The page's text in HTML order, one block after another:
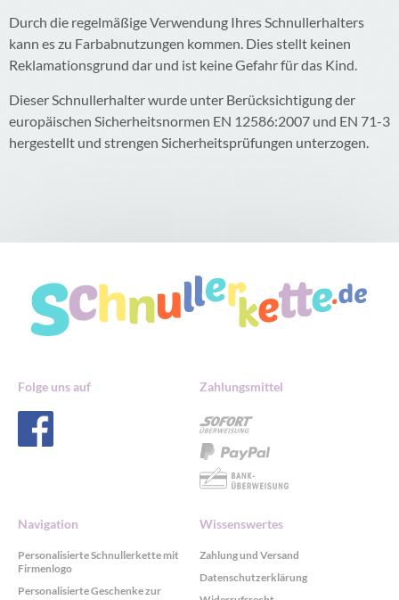
Durch die regelmäßige Verwendung Ihres Schnullerhalters
kann es zu Farbabnutzungen kommen. Dies stellt keinen
Reklamationsgrund dar und ist keine Gefahr für das Kind.
Dieser Schnullerhalter wurde unter Berücksichtigung der
europäischen Sicherheitsnormen EN 12586:2007 und EN 71-3
hergestellt und strengen Sicherheitsprüfungen unterzogen.
Folge uns auf Zahlungsmittel
Navigation
Personalisierte Schnullerkette mit
Firmenlogo
Personalisierte Geschenke zur
Wissenswertes
Zahlung und Versand
Datenschutzerklärung